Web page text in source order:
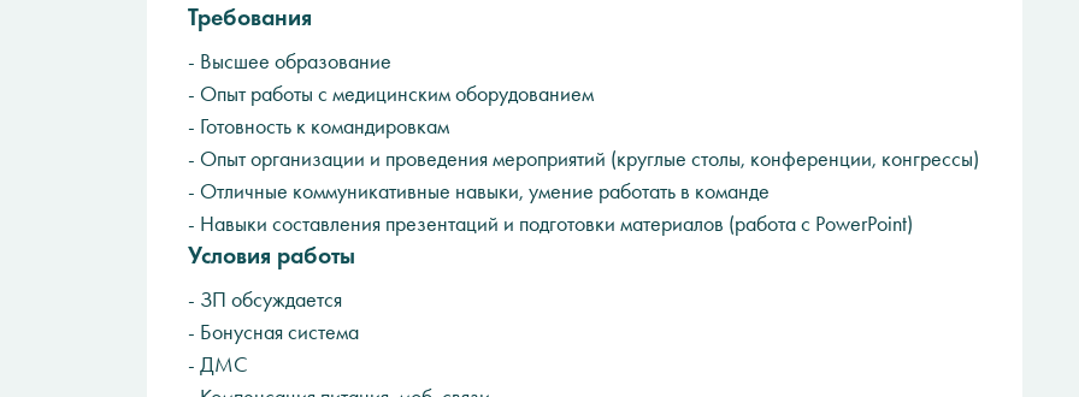
Требования
- Высшее образование
- Опыт работы c медицинским оборудованием
- Готовность к командировкам
- Опыт организации и проведения мероприятий (круглые столы, конференции, конгрессы)
- Отличные коммуникативные навыки, умение работать в команде
- Навыки составления презентаций и подготовки материалов (работа с PowerPoint)
Условия работы
- ЗП обсуждается
- Бонусная система
- ДМС